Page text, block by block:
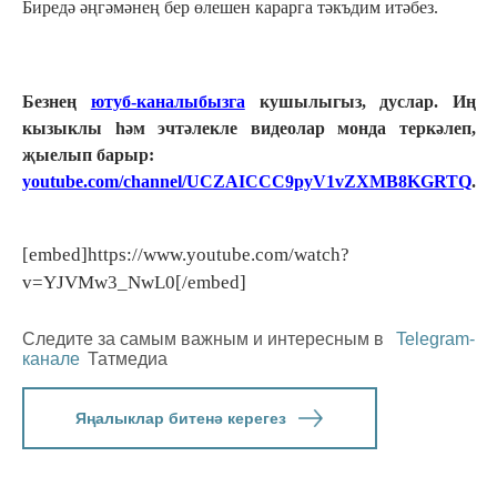
Биредә әңгәмәнең бер өлешен карарга тәкъдим итәбез.
Безнең ютуб-каналыбызга кушылыгыз, дуслар. Иң
кызыклы һәм эчтәлекле видеолар монда теркәлеп,
җыелып барыр:
youtube.com/channel/UCZAICCC9pyV1vZXMB8KGRTQ.
[embed]https://www.youtube.com/watch?
v=YJVMw3_NwL0[/embed]
Следите за самым важным и интересным в
Telegram-
канале Татмедиа
Яңалыклар битенә керегез